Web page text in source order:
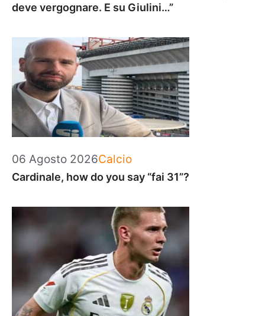
deve vergognare. E su Giulini…”
06 Agosto 2026Categorie
Calcio
Cardinale, how do you say “fai 31”?